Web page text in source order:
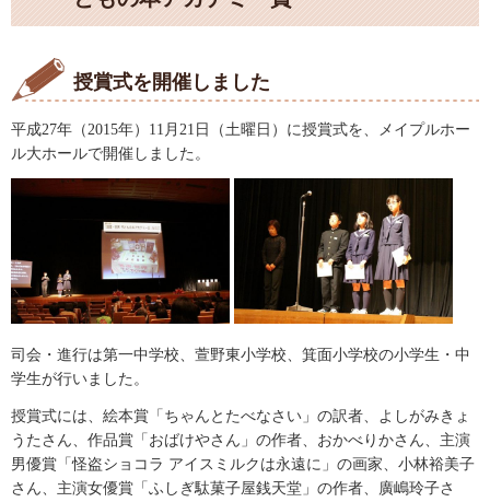
授賞式を開催しました
平成27年（2015年）11月21日（土曜日）に授賞式を、メイプルホー
ル大ホールで開催しました。
司会・進行は第一中学校、萱野東小学校、箕面小学校の小学生・中
学生が行いました。
授賞式には、絵本賞「ちゃんとたべなさい」の訳者、よしがみきょ
うたさん、作品賞「おばけやさん」の作者、おかべりかさん、主演
男優賞「怪盗ショコラ アイスミルクは永遠に」の画家、小林裕美子
さん、主演女優賞「ふしぎ駄菓子屋銭天堂」の作者、廣嶋玲子さ